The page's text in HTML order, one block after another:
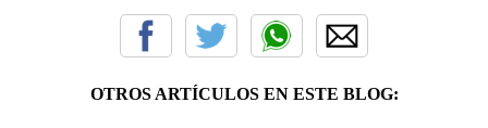
OTROS ARTÍCULOS EN ESTE BLOG: